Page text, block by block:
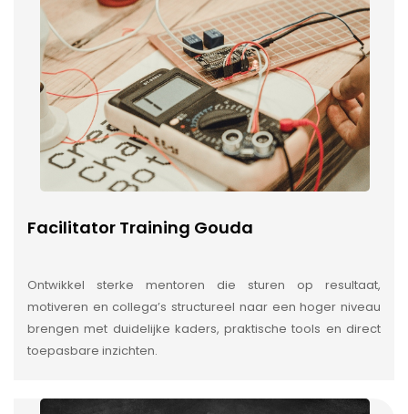
Facilitator Training Gouda
Ontwikkel sterke mentoren die sturen op resultaat,
motiveren en collega’s structureel naar een hoger niveau
brengen met duidelijke kaders, praktische tools en direct
toepasbare inzichten.